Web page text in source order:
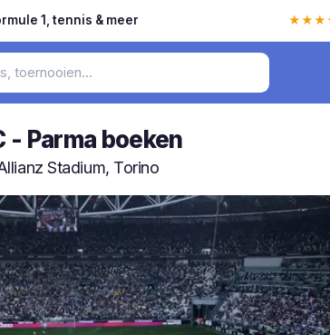
1, tennis & meer
Parma boeken
Stadium, Torino